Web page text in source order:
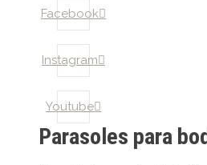
Facebook
Instagram
Youtube
Parasoles para